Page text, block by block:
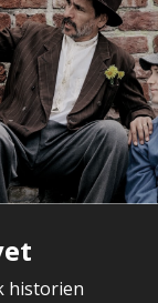
historien